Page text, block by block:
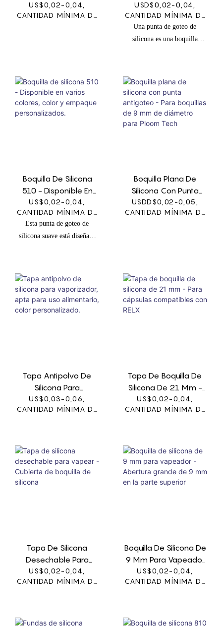
Disponibles En
Tamaños Estándar,
US$0,02-0,04,
CANTIDAD MÍNIMA DE
Vapeo De 17 Mm -
Diámetro Interior 17
Mm
USD$0,02-0,04,
CANTIDAD MÍNIMA DE
PEDIDO: 1000
UNIDADES
Una punta de goteo de
silicona es una boquilla
superior de un tanque de
vapeo o atomizador para
brindar una experiencia de
vapeo cómoda e higiénica.
también ofrece una superficie
más suave y ergonómica para
los labios.
Boquilla De Silicona
510 - Disponible En
Varios Colores, Color Y
Empaque
Personalizados.
US$0,02-0,04,
CANTIDAD MÍNIMA DE
PEDIDO: 1000
UNIDADES
Esta punta de goteo de
silicona suave está diseñada
sensación agradable en los
labios. El material flexible
también ayuda a reducir las
Boquilla Plana De
Silicona Con Punta
Antigoteo - Para
Boquillas De 9 Mm De
USDD$0,02-0,05,
CANTIDAD MÍNIMA DE
Tapa Antipolvo De
Silicona Para
Vaporizador, Apta Para
Uso Alimentario, Color
US$0,03-0,06,
CANTIDAD MÍNIMA DE
Tapa De Boquilla De
Silicona De 21 Mm -
Para Cápsulas
Compatibles Con
US$0,02-0,04,
CANTIDAD MÍNIMA DE
Tapa De Silicona
Desechable Para
Vapear - Cubierta De
Boquilla De Silicona
US$0,02-0,04,
CANTIDAD MÍNIMA DE
Boquilla De Silicona De
9 Mm Para Vapeador
- Abertura Grande De
9 Mm En La Parte
US$0,02-0,04,
CANTIDAD MÍNIMA DE